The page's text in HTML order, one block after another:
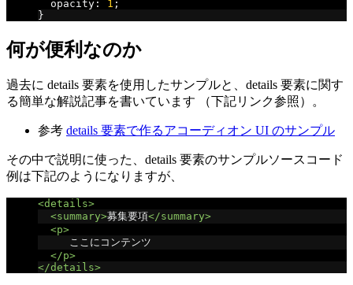
  opacity
: 1 ;
}
何が便利なのか
過去に details 要素を使用したサンプルと、details 要素に関す
る簡単な解説記事を書いています （下記リンク参照）。
参考 details 要素で作るアコーディオン UI のサンプル
その中で説明に使った、details 要素のサンプルソースコード
例は下記のようになりますが、
<details>
<summary>募集要項</summary>
<p>
     ここにコンテンツ
</p>
</details>